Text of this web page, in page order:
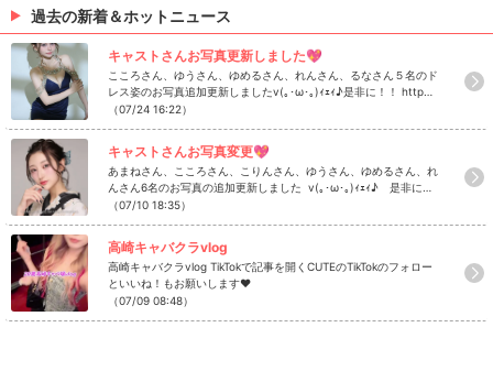
過去の新着＆ホットニュース
キャストさんお写真更新しました💖
こころさん、ゆうさん、ゆめるさん、れんさん、るなさん５名のド
レス姿のお写真追加更新しましたv(｡･ω･｡)ｨｪｨ♪是非に！！ http
s://www.caba2.net/gunma/takasaki/takasaki/takasaki_cute/ca
（07/24 16:22）
キャストさんお写真変更💖
あまねさん、こころさん、こりんさん、ゆうさん、ゆめるさん、れ
んさん6名のお写真の追加更新しました v(｡･ω･｡)ｨｪｨ♪ 是非にチ
ェック！ https://www.caba2.net/gunma/takasaki/takasaki/tak
（07/10 18:35）
高崎キャバクラvlog
高崎キャバクラvlog TikTokで記事を開くCUTEのTikTokのフォロー
といいね！もお願いします❤
（07/09 08:48）